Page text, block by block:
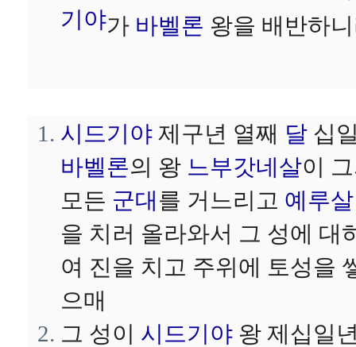
기야가 바벨론 왕을 배반하
시드기야 제구년 열째 달 십
바벨론의 왕 느부갓네살이
모든 군대를 거느리고 예루
을 치러 올라와서 그 성에 대
여 진을 치고 주위에 토성을
으매
그 성이 시드기야 왕 제십일